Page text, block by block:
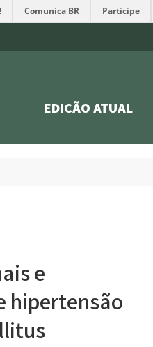
Comunica BR Participe
EDIÇÃO ATUAL
e
hipertensão